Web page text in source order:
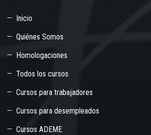
Inicio
Quiénes Somos
Homologaciones
Todos los cursos
Cursos para trabajadores
Cursos para desempleados
Cursos ADEME